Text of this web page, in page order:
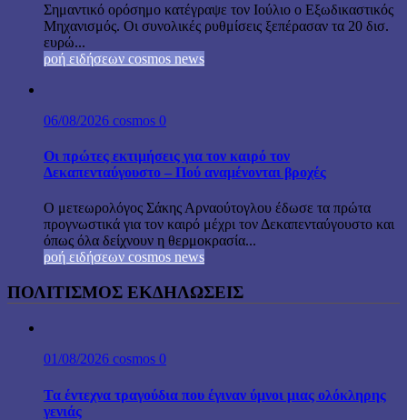
Σημαντικό ορόσημο κατέγραψε τον Ιούλιο ο Εξωδικαστικός
Μηχανισμός. Οι συνολικές ρυθμίσεις ξεπέρασαν τα 20 δισ.
ευρώ...
ροή ειδήσεων cosmos news
06/08/2026 cosmos 0
Οι πρώτες εκτιμήσεις για τον καιρό τον
Δεκαπενταύγουστο – Πού αναμένονται βροχές
Ο μετεωρολόγος Σάκης Αρναούτογλου έδωσε τα πρώτα
προγνωστικά για τον καιρό μέχρι τον Δεκαπενταύγουστο και
όπως όλα δείχνουν η θερμοκρασία...
ροή ειδήσεων cosmos news
ΠΟΛΙΤΙΣΜΟΣ ΕΚΔΗΛΩΣΕΙΣ
01/08/2026 cosmos 0
Τα έντεχνα τραγούδια που έγιναν ύμνοι μιας ολόκληρης
γενιάς